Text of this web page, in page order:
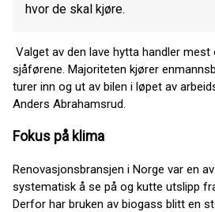
hvor de skal kjøre.
Valget av den lave hytta handler
sjåførene. Majoriteten kjører
turer inn og ut av bilen i løpet av
Anders Abrahamsrud.
Fokus på klima
Renovasjonsbransjen i Norge var en
systematisk å se på og kutte utslipp
Derfor har bruken av biogass blitt en